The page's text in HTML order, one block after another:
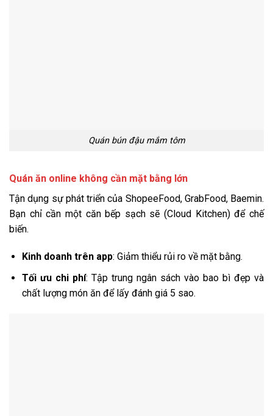
Quán bún đậu mắm tôm
Quán ăn online không cần mặt bằng lớn
Tận dụng sự phát triển của ShopeeFood, GrabFood, Baemin.
Bạn chỉ cần một căn bếp sạch sẽ (Cloud Kitchen) để chế
biến.
Kinh doanh trên app: Giảm thiểu rủi ro về mặt bằng.
Tối ưu chi phí: Tập trung ngân sách vào bao bì đẹp và
chất lượng món ăn để lấy đánh giá 5 sao.